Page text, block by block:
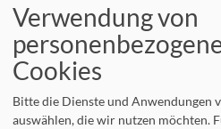
evangelisch in Bad
vielfältig - lebendig - offen
Verwendung von
Cookies
Bitte die Dienste und Anwendungen
auswählen, die wir nutzen möchten.